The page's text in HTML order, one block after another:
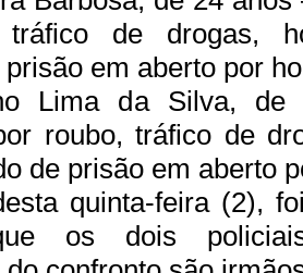
de drogas,
em aberto por
Lima da Silva,
roubo, tráfico de
de prisão em aberto
quinta-feira (2),
os dois